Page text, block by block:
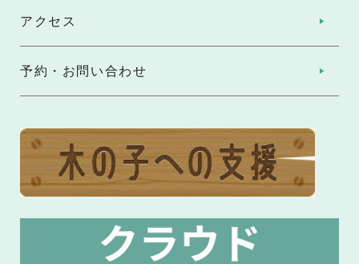
アクセス
予約・お問い合わせ